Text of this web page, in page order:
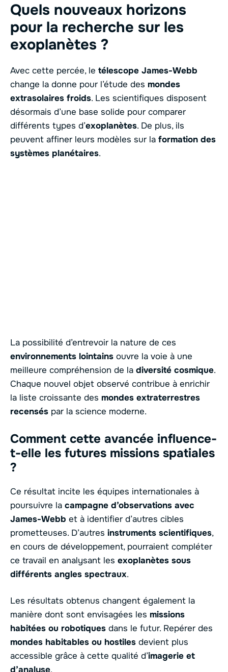
Quels nouveaux horizons
pour la recherche sur les
exoplanètes ?
Avec cette percée, le télescope James-Webb
change la donne pour l’étude des mondes
extrasolaires froids. Les scientifiques disposent
désormais d’une base solide pour comparer
différents types d’exoplanètes. De plus, ils
peuvent affiner leurs modèles sur la formation des
systèmes planétaires.
La possibilité d’entrevoir la nature de ces
environnements lointains ouvre la voie à une
meilleure compréhension de la diversité cosmique.
Chaque nouvel objet observé contribue à enrichir
la liste croissante des mondes extraterrestres
recensés par la science moderne.
Comment cette avancée influence-
t-elle les futures missions spatiales
?
Ce résultat incite les équipes internationales à
poursuivre la campagne d’observations avec
James-Webb et à identifier d’autres cibles
prometteuses. D’autres instruments scientifiques,
en cours de développement, pourraient compléter
ce travail en analysant les exoplanètes sous
différents angles spectraux.
Les résultats obtenus changent également la
manière dont sont envisagées les missions
habitées ou robotiques dans le futur. Repérer des
mondes habitables ou hostiles devient plus
accessible grâce à cette qualité d’imagerie et
d’analyse.